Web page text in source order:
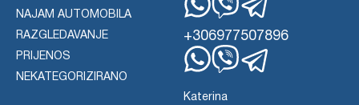
NAJAM AUTOMOBILA
RAZGLEDAVANJE
PRIJENOS
NEKATEGORIZIRANO
WhatsApp
ViberTelegram
+306977507896
Katerina